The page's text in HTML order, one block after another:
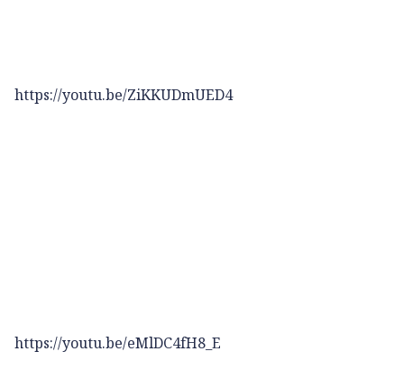
https://youtu.be/ZiKKUDmUED4
https://youtu.be/eMlDC4fH8_E